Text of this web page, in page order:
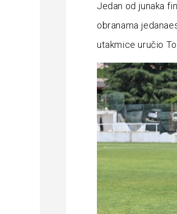
Jedan od junaka
obranama
utakmice uručio